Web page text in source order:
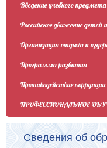
Введение учебного
Российское движение
Организация отдыха и
Программа развития
Противодействие коррупции
ПРОФЕССИОНАЛЬНОЕ
Сведения об